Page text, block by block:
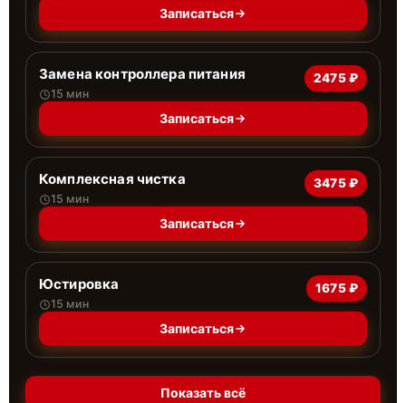
Записаться
Замена контроллера питания
15 мин
2475 ₽
Записаться
Комплексная чистка
15 мин
3475 ₽
Записаться
Юстировка
15 мин
1675 ₽
Записаться
Показать всё